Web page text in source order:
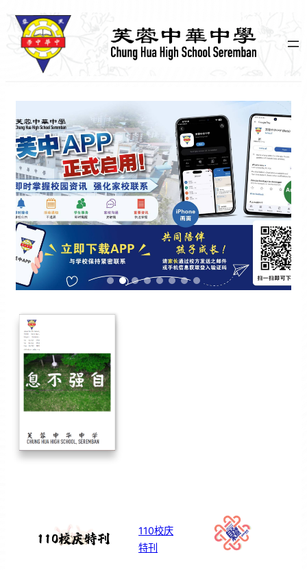
110校庆
特刊